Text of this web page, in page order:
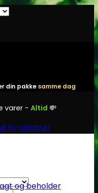
din pakke samme dag
varer - Altid 💸
til rabatter